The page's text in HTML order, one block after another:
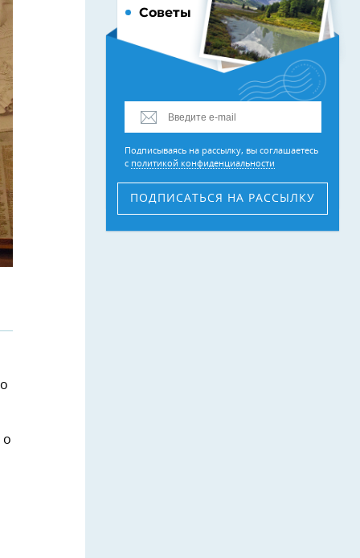
о
Советы
Подписываясь на рассылку, вы соглашаетесь
с политикой конфиденциальности
ПОДПИСАТЬСЯ НА РАССЫЛКУ